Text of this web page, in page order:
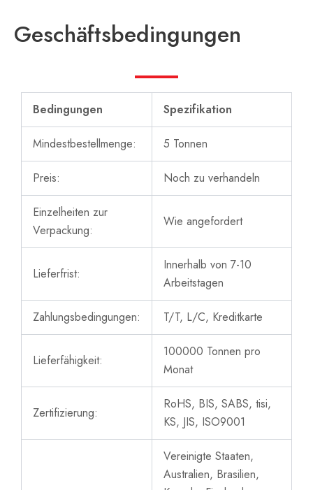
Geschäftsbedingungen
Bedingungen Spezifikation
Mindestbestellmenge: 5 Tonnen
Preis: Noch zu verhandeln
Einzelheiten zur
Verpackung:
Wie angefordert
Lieferfrist:
Innerhalb von 7-10
Arbeitstagen
Zahlungsbedingungen: T/T, L/C, Kreditkarte
Lieferfähigkeit:
100000 Tonnen pro
Monat
Zertifizierung:
RoHS, BIS, SABS, tisi,
KS, JIS, ISO9001
Vereinigte Staaten,
Australien, Brasilien,